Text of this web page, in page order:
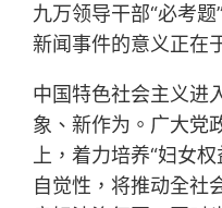
九万领导干部“必考
新闻事件的意义正在
中国特色社会主义进
象、新作为。广大党
上，着力培养“妇女
自觉性，将推动全社